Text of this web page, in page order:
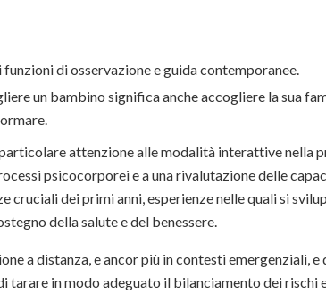
di osservazione e guida contemporanee.
un bambino significa anche accogliere la sua
attenzione alle modalità interattive nella
psicocorporei e a una rivalutazione delle
cruciali dei primi anni, esperienze nelle quali si
della salute e del benessere.
a distanza, e ancor più in contesti emergenziali, e
in modo adeguato il bilanciamento dei rischi